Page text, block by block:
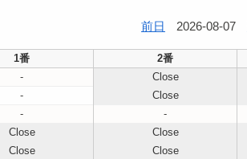
前日 2026-08-07
1番 2番
- Close
- Close
- -
Close Close
Close Close